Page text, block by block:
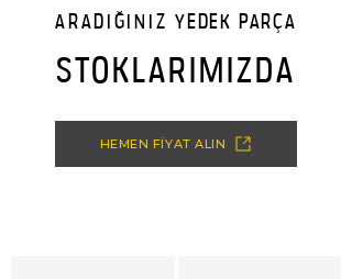
ARADIĞINIZ YEDEK PARÇA
STOKLARIMIZDA
HEMEN FİYAT ALIN